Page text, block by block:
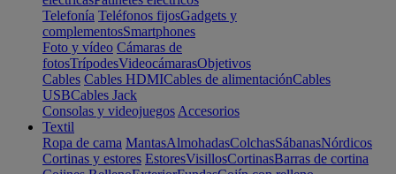
Telefonía Teléfonos fijosGadgets y
complementosSmartphones
Foto y vídeo Cámaras de
fotosTrípodesVideocámarasObjetivos
Cables Cables HDMICables de alimentaciónCables
USBCables Jack
Consolas y videojuegos Accesorios
Textil
Ropa de cama MantasAlmohadasColchasSábanasNórdicos
Cortinas y estores EstoresVisillosCortinasBarras de cortina